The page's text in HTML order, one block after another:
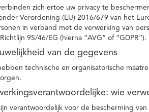
zich ertoe uw privacy te
Verordening (EU) 2016/679 van het
in verband met de verwerking van
95/46/EG (hierna “AVG” of “GDPR”).
van de gegevens
technische en organisatorische
wie
verantwoordelijk voor de bescherming